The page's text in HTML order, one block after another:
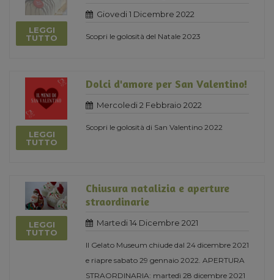
LEGGI
TUTTO
Giovedi 1 Dicembre 2022
Scopri le golosità del Natale 2023
LEGGI
TUTTO
Dolci d'amore per San Valentino!
Mercoledi 2 Febbraio 2022
Scopri le golosità di San Valentino 2022
LEGGI
TUTTO
Chiusura natalizia e aperture
straordinarie
Martedi 14 Dicembre 2021
Il Gelato Museum chiude dal 24 dicembre 2021
e riapre sabato 29 gennaio 2022. APERTURA
STRAORDINARIA: martedì 28 dicembre 2021